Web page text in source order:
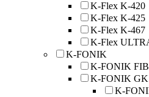
K-Flex K-420
K-Flex K-425
K-Flex K-467
K-Flex
K-FONIK
K-FONIK
K-FONIK GK
K-